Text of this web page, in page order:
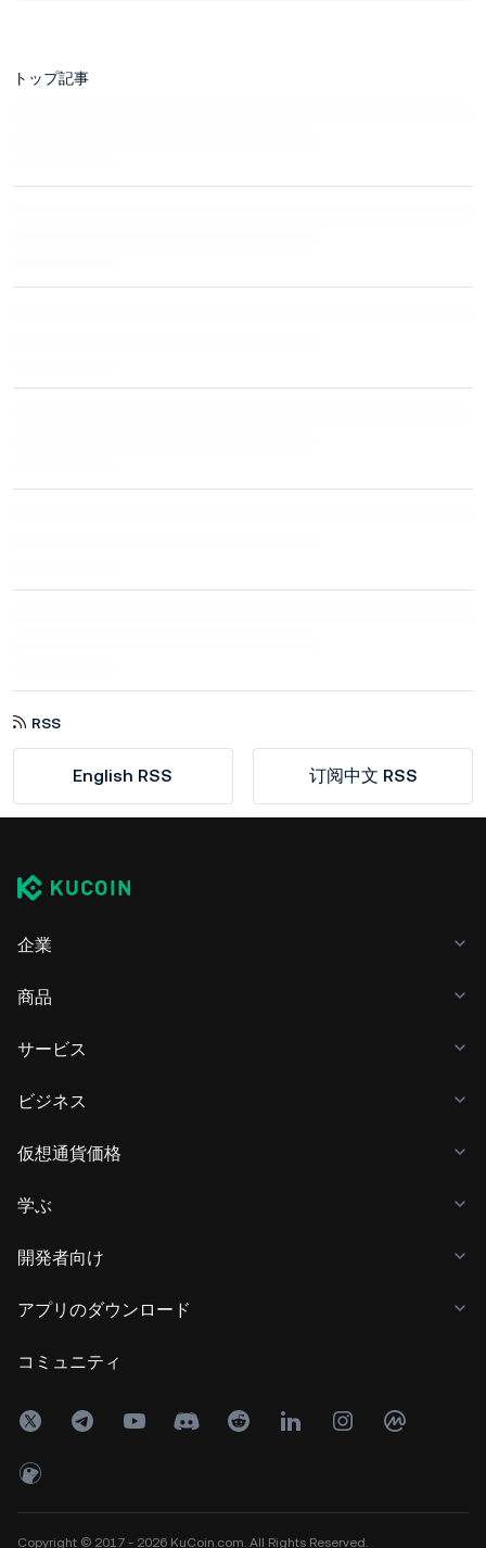
トップ記事
RSS
English RSS 订阅中文 RSS
企業
商品
サービス
ビジネス
仮想通貨価格
学ぶ
開発者向け
アプリのダウンロード
コミュニティ
Copyright © 2017 - 2026 KuCoin.com. All Rights Reserved.